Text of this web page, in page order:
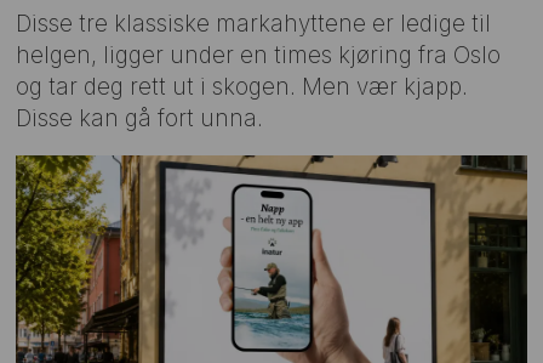
Disse tre klassiske markahyttene er ledige til
helgen, ligger under en times kjøring fra Oslo
og tar deg rett ut i skogen. Men vær kjapp.
Disse kan gå fort unna.